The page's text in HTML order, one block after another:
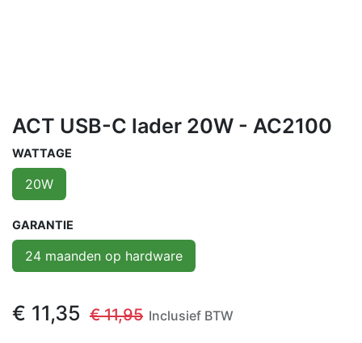
ACT USB-C lader 20W - AC2100
WATTAGE
20W
GARANTIE
24 maanden op hardware
€ 11,35 €11,95 Inclusief BTW